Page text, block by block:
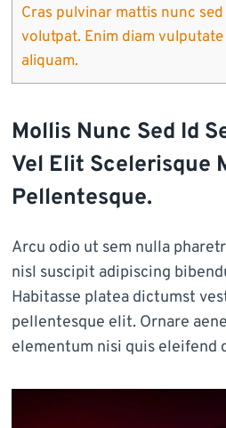
Cras pulvinar mattis nunc
volutpat. Enim diam
aliquam.
Mollis Nunc Sed Id
Vel Elit Scelerisque
Pellentesque.
Arcu odio ut sem nulla
nisl suscipit adipiscing
Habitasse platea dictumst
pellentesque elit. Ornare
elementum nisi quis eleifend